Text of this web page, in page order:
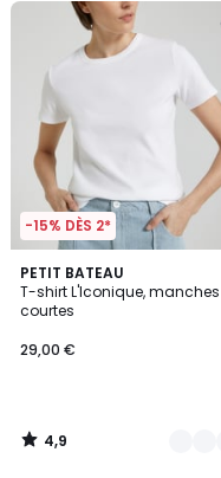
-15% DÈS 2*
PETIT BATEAU
T-shirt L'Iconique, manches
courtes
29,00 €
4,9
/ 5
3
Couleurs
4,9
/